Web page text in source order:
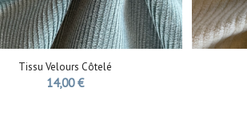
Tissu Velours Côtelé
14,00€